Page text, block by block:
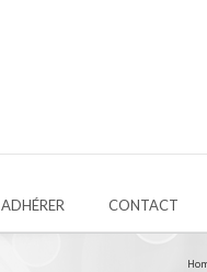
ADHÉRER CONTACT